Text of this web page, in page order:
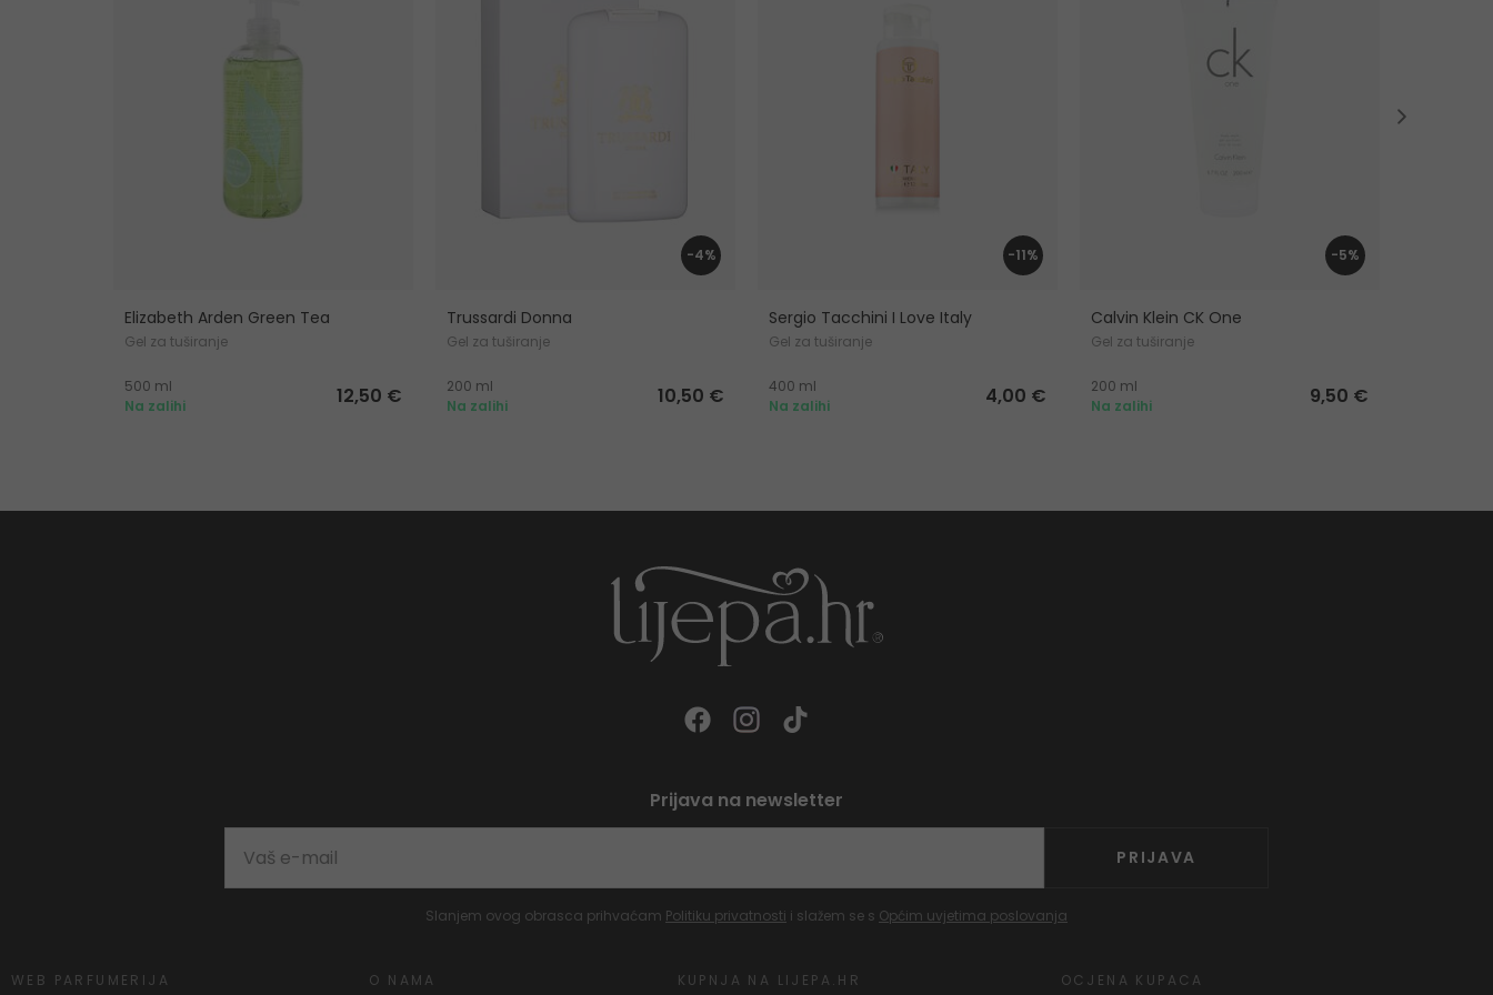
Elizabeth Arden Green Tea
Gel za tuširanje
500 ml
Na zalihi
12,50 €
-4%
Trussardi Donna
Gel za tuširanje
200 ml
Na zalihi
10,50 €
-11%
Sergio Tacchini I Love Italy
Gel za tuširanje
400 ml
Na zalihi
4,00 €
-5%
Calvin Klein CK One
Gel za tuširanje
200 ml
Na zalihi
9,50 €
Prijava na newsletter
PRIJAVA
Slanjem ovog obrasca prihvaćam Politiku privatnosti i slažem se s Općim uvjetima poslovanja
WEB PARFUMERIJA O NAMA KUPNJA NA LIJEPA.HR OCJENA KUPACA